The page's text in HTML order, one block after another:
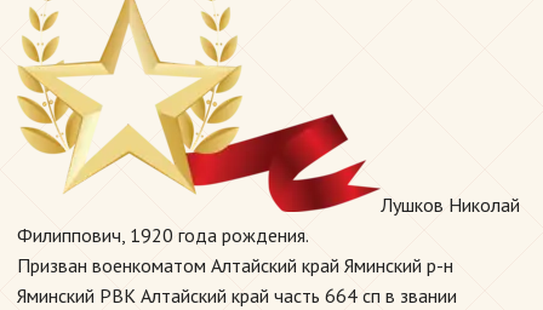
Лушков Николай
Филиппович, 1920 года рождения.
Призван военкоматом Алтайский край Яминский р-н
Яминский РВК Алтайский край часть 664 сп в звании